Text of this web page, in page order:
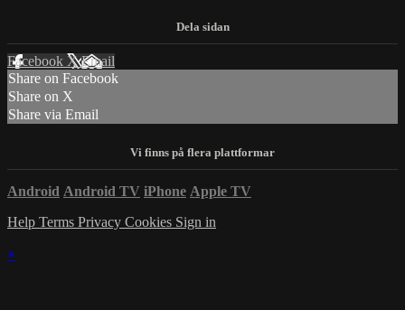
Facebook XEmail
Share on Facebook
Share on X
Share via Email
Android Android TV iPhone Apple TV
Help Terms Privacy Cookies Sign in
×